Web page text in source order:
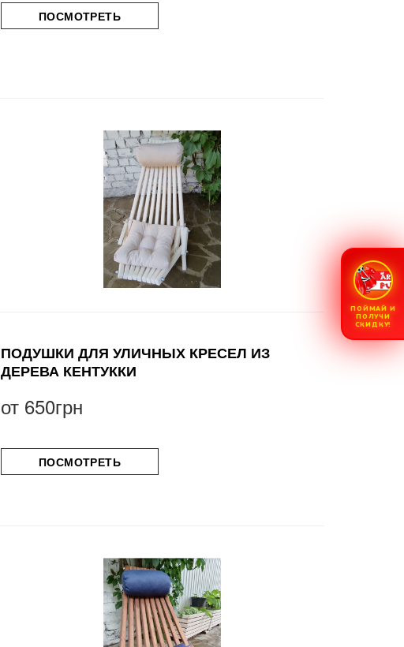
ПОСМОТРЕТЬ
ПОДУШКИ ДЛЯ УЛИЧНЫХ КРЕСЕЛ ИЗ
ДЕРЕВА КЕНТУККИ
от 650грн
ПОСМОТРЕТЬ
ПОЙМАЙ И
ПОЛУЧИ
СКИДКУ!